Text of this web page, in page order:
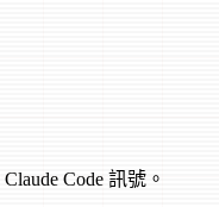
Code 訊號。